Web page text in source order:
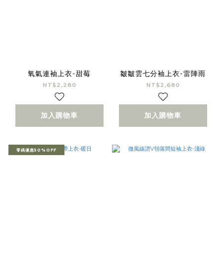
氧氣連袖上衣-甜莓
NT$2,280
加入購物車
皺皺雲七分袖上衣-雷陣雨
NT$2,680
加入購物車
零碼優惠50%OFF